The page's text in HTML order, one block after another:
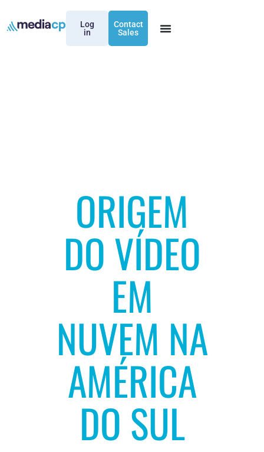
Log
in
Contact
Sales
ORIGEM
DO VÍDEO
EM
NUVEM NA
AMÉRICA
DO SUL